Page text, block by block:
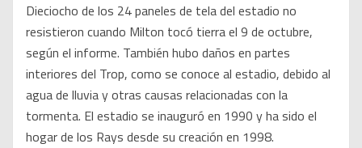
Dieciocho de los 24 paneles de tela del estadio no
resistieron cuando Milton tocó tierra el 9 de octubre,
según el informe. También hubo daños en partes
interiores del Trop, como se conoce al estadio, debido al
agua de lluvia y otras causas relacionadas con la
tormenta. El estadio se inauguró en 1990 y ha sido el
hogar de los Rays desde su creación en 1998.